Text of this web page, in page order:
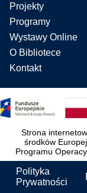
Projekty
Programy
Wystawy Online
O Bibliotece
Kontakt
Strona
środków
Programu
Polityka
Prywatności